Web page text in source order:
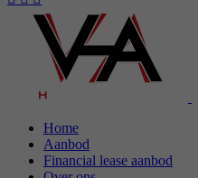
Home
Aanbod
Financial lease aanbod